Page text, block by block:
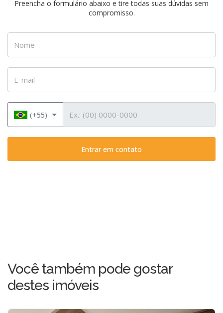
Preencha o formulário abaixo e tire todas suas dúvidas sem
compromisso.
(+55)
Entrar em contato
Você também pode gostar
destes imóveis